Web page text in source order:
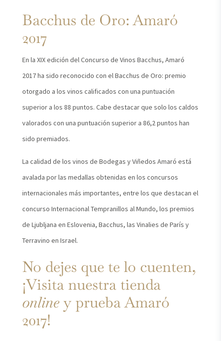
Bacchus de Oro: Amaró
2017
En la XIX edición del Concurso de Vinos Bacchus, Amaró
2017 ha sido reconocido con el Bacchus de Oro: premio
otorgado a los vinos calificados con una puntuación
superior a los 88 puntos. Cabe destacar que solo los caldos
valorados con una puntuación superior a 86,2 puntos han
sido premiados.
La calidad de los vinos de Bodegas y Viñedos Amaró está
avalada por las medallas obtenidas en los concursos
internacionales más importantes, entre los que destacan el
concurso Internacional Tempranillos al Mundo, los premios
de Ljubljana en Eslovenia, Bacchus, las Vinalies de París y
Terravino en Israel.
No dejes que te lo cuenten,
¡Visita nuestra tienda
onliney prueba Amaró
2017!